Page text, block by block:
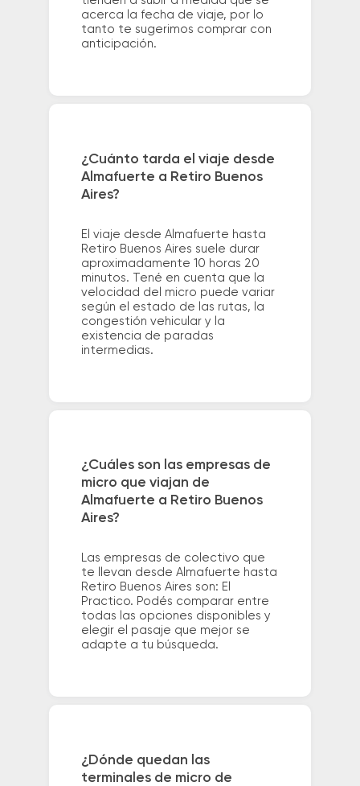
acerca la fecha de viaje, por lo
tanto te sugerimos comprar con
anticipación.
¿Cuánto tarda el viaje desde
Almafuerte a Retiro Buenos
Aires?
El viaje desde Almafuerte hasta
Retiro Buenos Aires suele durar
aproximadamente 10 horas 20
minutos. Tené en cuenta que la
velocidad del micro puede variar
según el estado de las rutas, la
congestión vehicular y la
existencia de paradas
intermedias.
¿Cuáles son las empresas de
micro que viajan de
Almafuerte a Retiro Buenos
Aires?
Las empresas de colectivo que
te llevan desde Almafuerte hasta
Retiro Buenos Aires son: El
Practico. Podés comparar entre
todas las opciones disponibles y
elegir el pasaje que mejor se
adapte a tu búsqueda.
¿Dónde quedan las
terminales de micro de